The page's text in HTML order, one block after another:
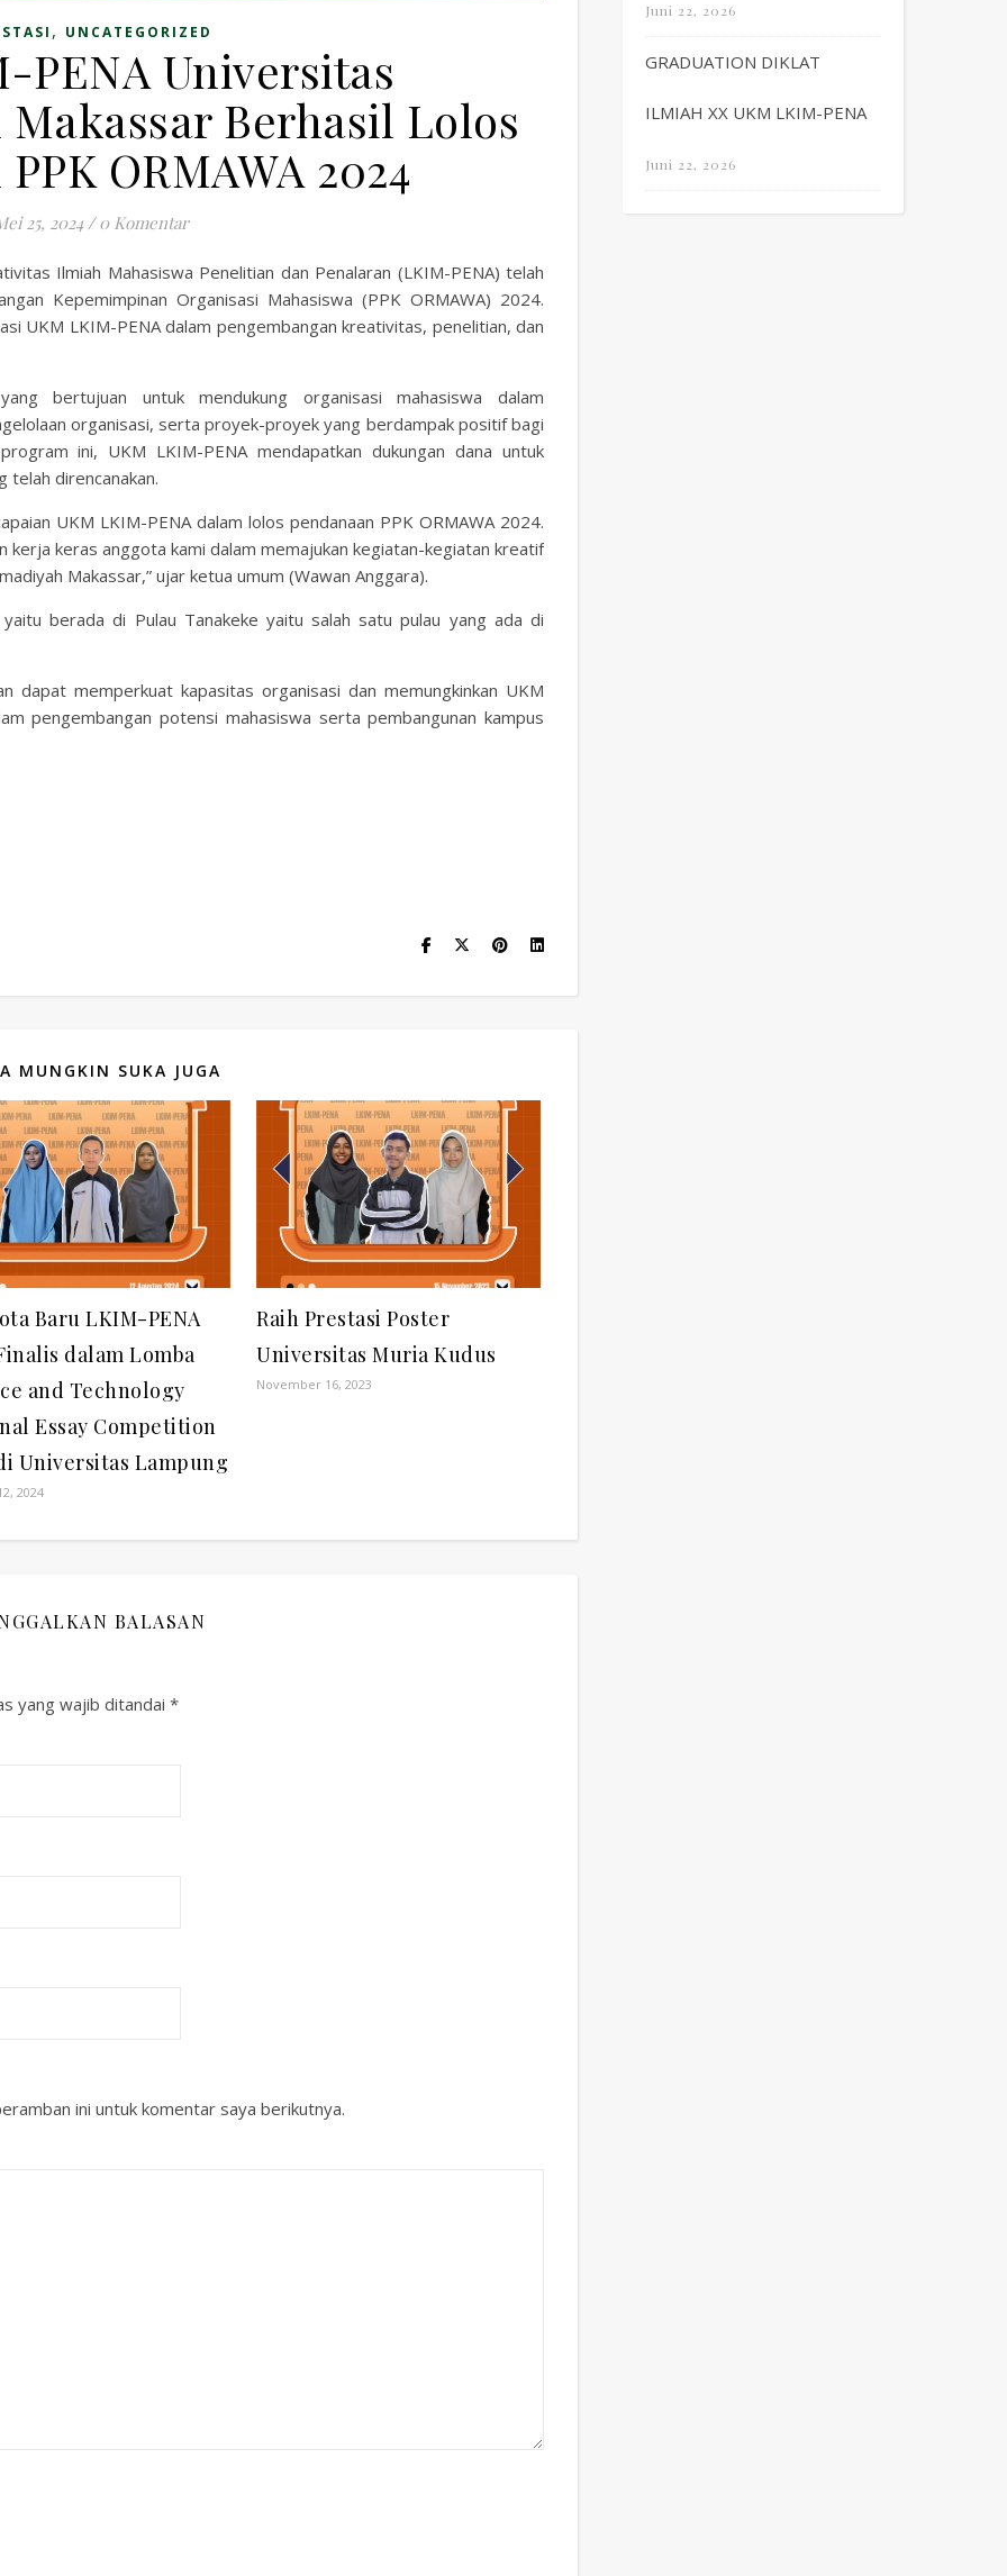
, UNCATEGORIZED
PENA Universitas
Berhasil Lolos
ORMAWA 2024
25, 2024 / 0 Komentar
Ilmiah Mahasiswa Penelitian dan Penalaran (LKIM-PENA) telah
Kepemimpinan Organisasi Mahasiswa (PPK ORMAWA) 2024.
UKM LKIM-PENA dalam pengembangan kreativitas, penelitian, dan
bertujuan untuk mendukung organisasi mahasiswa dalam
organisasi, serta proyek-proyek yang berdampak positif bagi
ini, UKM LKIM-PENA mendapatkan dukungan dana untuk
telah direncanakan.
UKM LKIM-PENA dalam lolos pendanaan PPK ORMAWA 2024.
kerja keras anggota kami dalam memajukan kegiatan-kegiatan kreatif
Makassar,” ujar ketua umum (Wawan Anggara).
yaitu berada di Pulau Tanakeke yaitu salah satu pulau yang ada di
dapat memperkuat kapasitas organisasi dan memungkinkan UKM
pengembangan potensi mahasiswa serta pembangunan kampus
MUNGKIN SUKA JUGA
Baru LKIM-PENA
dalam Lomba
and Technology
Essay Competition
Universitas Lampung
2024
Raih Prestasi Poster
Universitas Muria Kudus
November 16, 2023
BALASAN
yang wajib ditandai *
ini untuk komentar saya berikutnya.
Juni 22, 2026
GRADUATION DIKLAT
ILMIAH XX UKM LKIM-PENA
Juni 22, 2026